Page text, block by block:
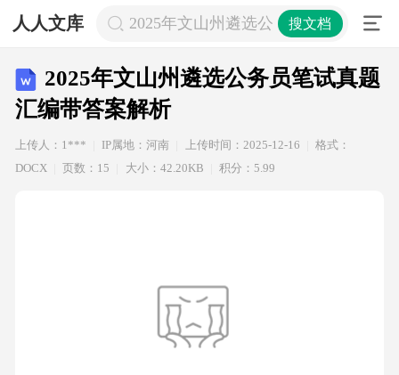
人人文库 2025年文山州遴选公务员笔试真题汇
搜文档
2025年文山州遴选公务员笔试真题
汇编带答案解析
上传人：1*** IP属地：河南 上传时间：2025-12-16
格式：
DOCX
页数：15 大小：42.20KB 积分：5.99